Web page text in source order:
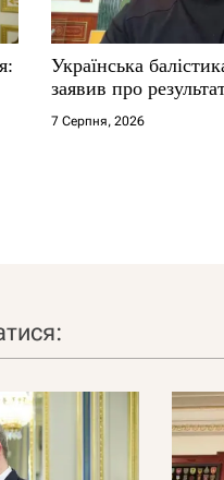
Українська
заявив про
7 Серпня, 2026